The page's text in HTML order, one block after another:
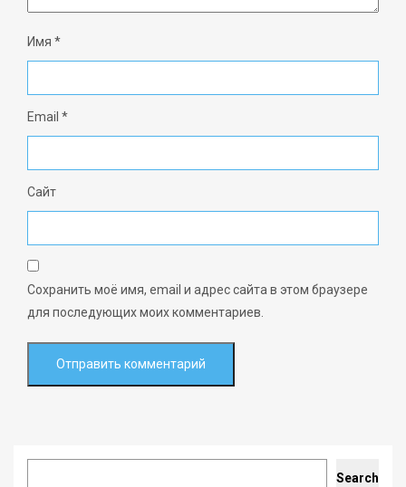
Имя *
Email *
Сайт
Сохранить моё имя, email и адрес сайта в этом браузере
для последующих моих комментариев.
Search